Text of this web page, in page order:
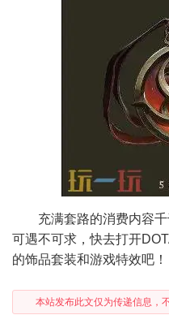
充满套路的消费内容
可遇不可求，快去打开
的饰品套装和游戏特效吧！
本站发布此文仅为传递信息，